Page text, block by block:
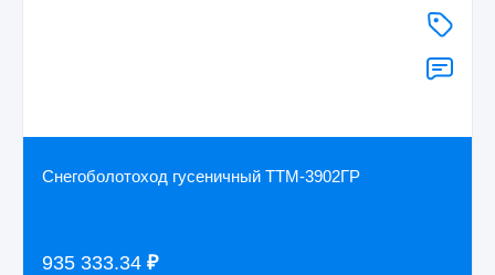
Снегоболотоход гусеничный ТТМ-3902ГР
935 333.34 ₽